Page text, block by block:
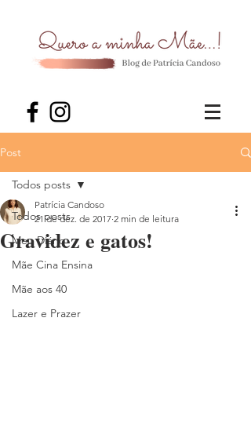
Post
Todos posts
Meu Diário
Mãe Cina Ensina
Mãe aos 40
Lazer e Prazer
Todos posts
Gravidez e gatos!
Patrícia Candoso
21 de dez. de 2017 2 min de leitura